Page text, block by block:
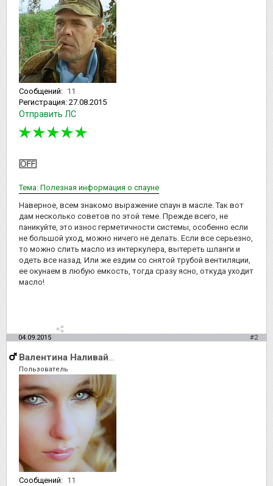
Сообщений: 11
Регистрация: 27.08.2015
Отправить ЛС
Тема: Полезная информация о спауне
Наверное, всем знакомо выражение спаун в масле. Так вот
дам несколько советов по этой теме. Прежде всего, не
паникуйте, это износ герметичности системы, особенно если
не большой уход, можно ничего не делать. Если все серьезно,
то можно слить масло из интеркулера, вытереть шланги и
одеть все назад. Или же ездим со снятой трубой вентиляции,
ее окунаем в любую емкость, тогда сразу ясно, откуда уходит
масло!
04.09.2015 #2
Пользователь
Сообщений: 11